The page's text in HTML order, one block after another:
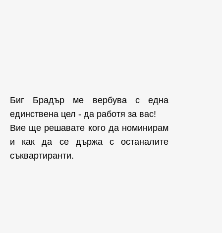
Биг Брадър ме вербува с една
единствена цел - да работя за вас!
Вие ще решавате кого да номинирам
и как да се държа с останалите
съквартиранти.